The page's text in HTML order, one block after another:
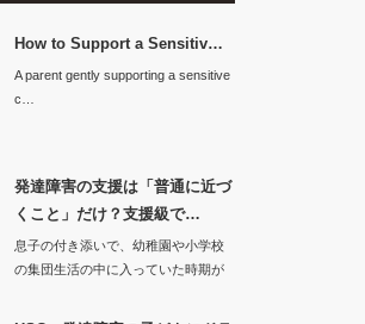
How to Support a Sensitiv…
A parent gently supporting a sensitive
c…
発達障害の支援は「普通に近づ
くこと」だけ？支援級で…
息子の付き添いで、幼稚園や小学校
の集団生活の中に入っていた時期が